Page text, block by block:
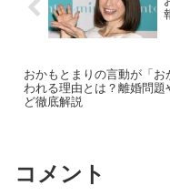
おかもとまりの言動が「お
われる理由とは？離婚問題
ど徹底解説
コメント